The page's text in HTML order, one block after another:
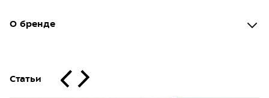
О бренде
Статьи